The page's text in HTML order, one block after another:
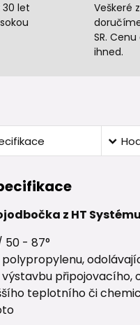
let
Veškeré
SR.
ihned.
z HT
50 - 87°
teplotního či